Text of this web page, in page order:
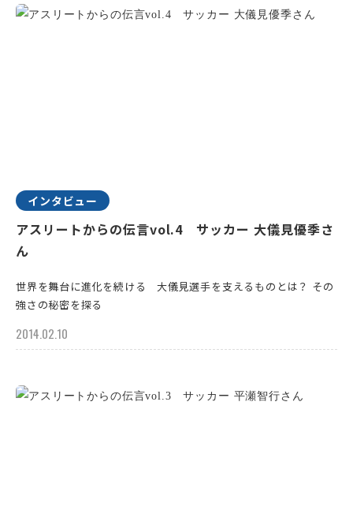
インタビュー
アスリートからの伝言vol.4 サッカー 大儀見優季さ
ん
世界を舞台に進化を続ける 大儀見選手を支えるものとは？ その
強さの秘密を探る
2014.02.10